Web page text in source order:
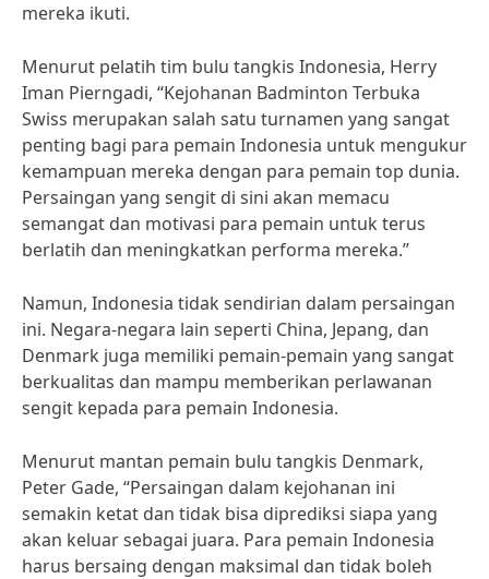
mereka ikuti.
Menurut pelatih tim bulu tangkis Indonesia, Herry
Iman Pierngadi, “Kejohanan Badminton Terbuka
Swiss merupakan salah satu turnamen yang sangat
penting bagi para pemain Indonesia untuk mengukur
kemampuan mereka dengan para pemain top dunia.
Persaingan yang sengit di sini akan memacu
semangat dan motivasi para pemain untuk terus
berlatih dan meningkatkan performa mereka.”
Namun, Indonesia tidak sendirian dalam persaingan
ini. Negara-negara lain seperti China, Jepang, dan
Denmark juga memiliki pemain-pemain yang sangat
berkualitas dan mampu memberikan perlawanan
sengit kepada para pemain Indonesia.
Menurut mantan pemain bulu tangkis Denmark,
Peter Gade, “Persaingan dalam kejohanan ini
semakin ketat dan tidak bisa diprediksi siapa yang
akan keluar sebagai juara. Para pemain Indonesia
harus bersaing dengan maksimal dan tidak boleh